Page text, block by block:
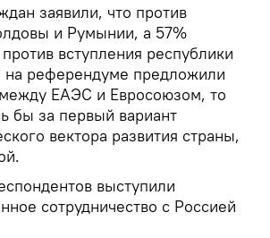
заявили, что против
и Румынии, а 57%
вступления республики
референдуме предложили
ЕАЭС и Евросоюзом, то
бы за первый вариант
вектора развития страны,
выступили
сотрудничество с Россией